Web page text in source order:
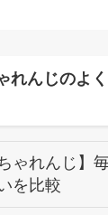
れんじのよ
ゃれんじ】
を比較